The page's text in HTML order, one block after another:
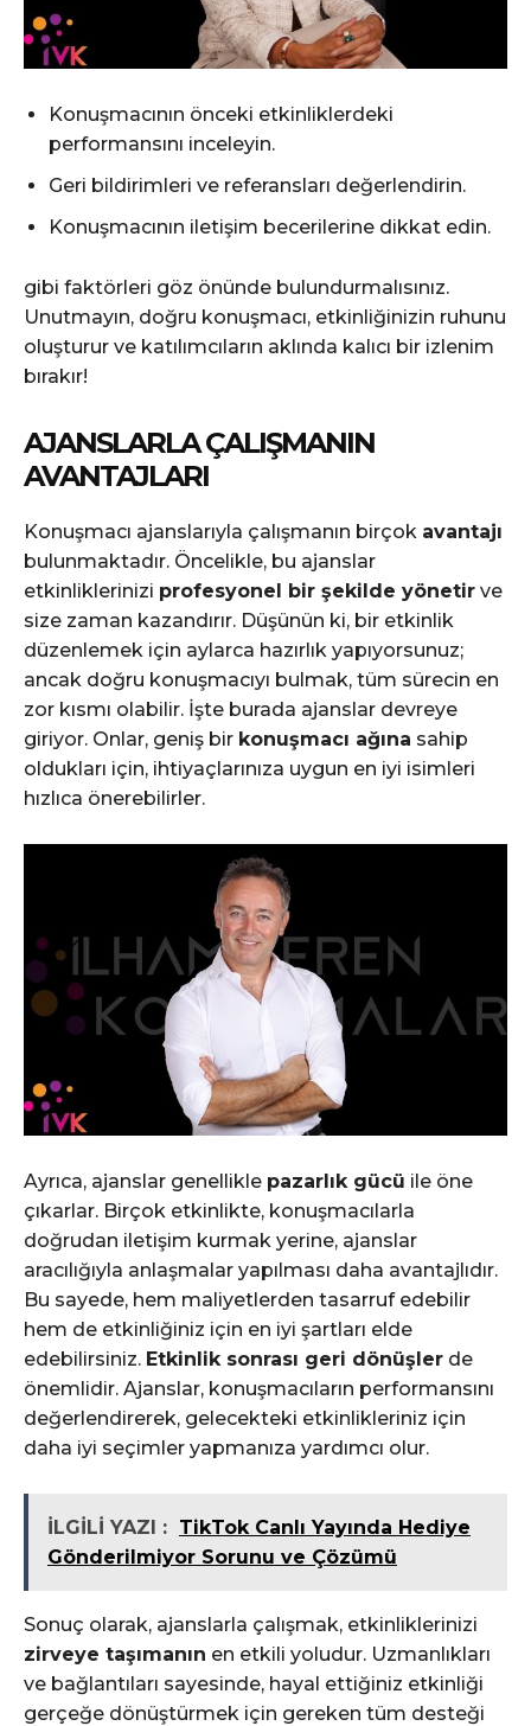
Konuşmacının önceki etkinliklerdeki
performansını inceleyin.
Geri bildirimleri ve referansları değerlendirin.
Konuşmacının iletişim becerilerine dikkat edin.
gibi faktörleri göz önünde bulundurmalısınız.
Unutmayın, doğru konuşmacı, etkinliğinizin ruhunu
oluşturur ve katılımcıların aklında kalıcı bir izlenim
bırakır!
AJANSLARLA ÇALIŞMANIN
AVANTAJLARI
Konuşmacı ajanslarıyla çalışmanın birçok avantajı
bulunmaktadır. Öncelikle, bu ajanslar
etkinliklerinizi profesyonel bir şekilde yönetir ve
size zaman kazandırır. Düşünün ki, bir etkinlik
düzenlemek için aylarca hazırlık yapıyorsunuz;
ancak doğru konuşmacıyı bulmak, tüm sürecin en
zor kısmı olabilir. İşte burada ajanslar devreye
giriyor. Onlar, geniş bir konuşmacı ağına sahip
oldukları için, ihtiyaçlarınıza uygun en iyi isimleri
hızlıca önerebilirler.
Ayrıca, ajanslar genellikle pazarlık gücü ile öne
çıkarlar. Birçok etkinlikte, konuşmacılarla
doğrudan iletişim kurmak yerine, ajanslar
aracılığıyla anlaşmalar yapılması daha avantajlıdır.
Bu sayede, hem maliyetlerden tasarruf edebilir
hem de etkinliğiniz için en iyi şartları elde
edebilirsiniz. Etkinlik sonrası geri dönüşler de
önemlidir. Ajanslar, konuşmacıların performansını
değerlendirerek, gelecekteki etkinlikleriniz için
daha iyi seçimler yapmanıza yardımcı olur.
İLGİLİ YAZI : TikTok Canlı Yayında Hediye
Gönderilmiyor Sorunu ve Çözümü
Sonuç olarak, ajanslarla çalışmak, etkinliklerinizi
zirveye taşımanın en etkili yoludur. Uzmanlıkları
ve bağlantıları sayesinde, hayal ettiğiniz etkinliği
gerçeğe dönüştürmek için gereken tüm desteği